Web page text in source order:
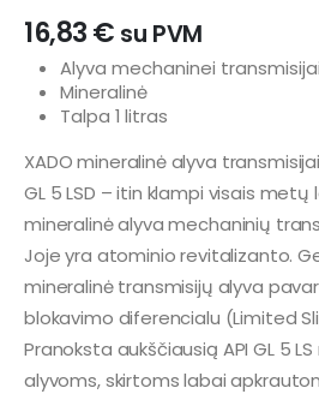
16,83€ su PVM
Alyva mechaninei transmisijai
Mineralinė
Talpa 1 litras
XADO mineralinė alyva
GL 5 LSD – itin klampi visais
mineralinė alyva mechaninių
Joje yra atominio revitalizanto.
mineralinė transmisijų alyva
blokavimo diferencialu (Limited
Pranoksta aukščiausią API GL 5
alyvoms, skirtoms labai